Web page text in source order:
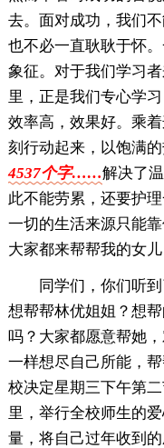
去。面对成功，我们
也不必一直耿耿于怀
象征。对于我们学习
里，正是我们专心学
效率高，效果好。乘
刻行动起来，以饱满
4537个字……解决了
此不能劳累，还要护
一切的生活来源只能
大家都来帮帮我的女
同学们，你们听
想帮帮林优姐姐？想
吗？大家都愿意帮她
一样想尽自己所能，
校决定星期三下午第
里，举行全校师生的
量，将自己过年收到